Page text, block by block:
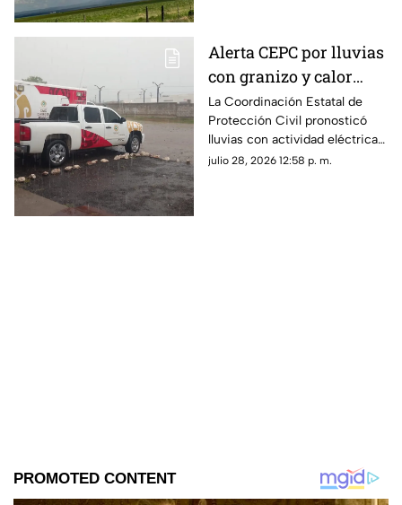
Alerta CEPC por lluvias
con granizo y calor
extremo en Chihuahua
La Coordinación Estatal de
Protección Civil pronosticó
lluvias con actividad eléctrica y
posible granizo en la Sierra
julio 28, 2026 12:58 p. m.